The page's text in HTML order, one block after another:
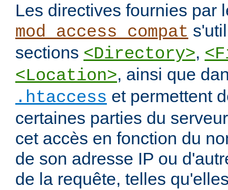
Les directives fournies par
mod_access_compat
sections <Directory>,
<Location>, ainsi que
.htaccess et permettent
certaines parties du
cet accès en fonction du
de son adresse IP ou
de la requête, telles